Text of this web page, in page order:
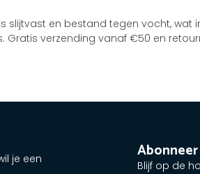
en bestand tegen vocht, wat
verzending vanaf €50 en
je een
Blijf op de